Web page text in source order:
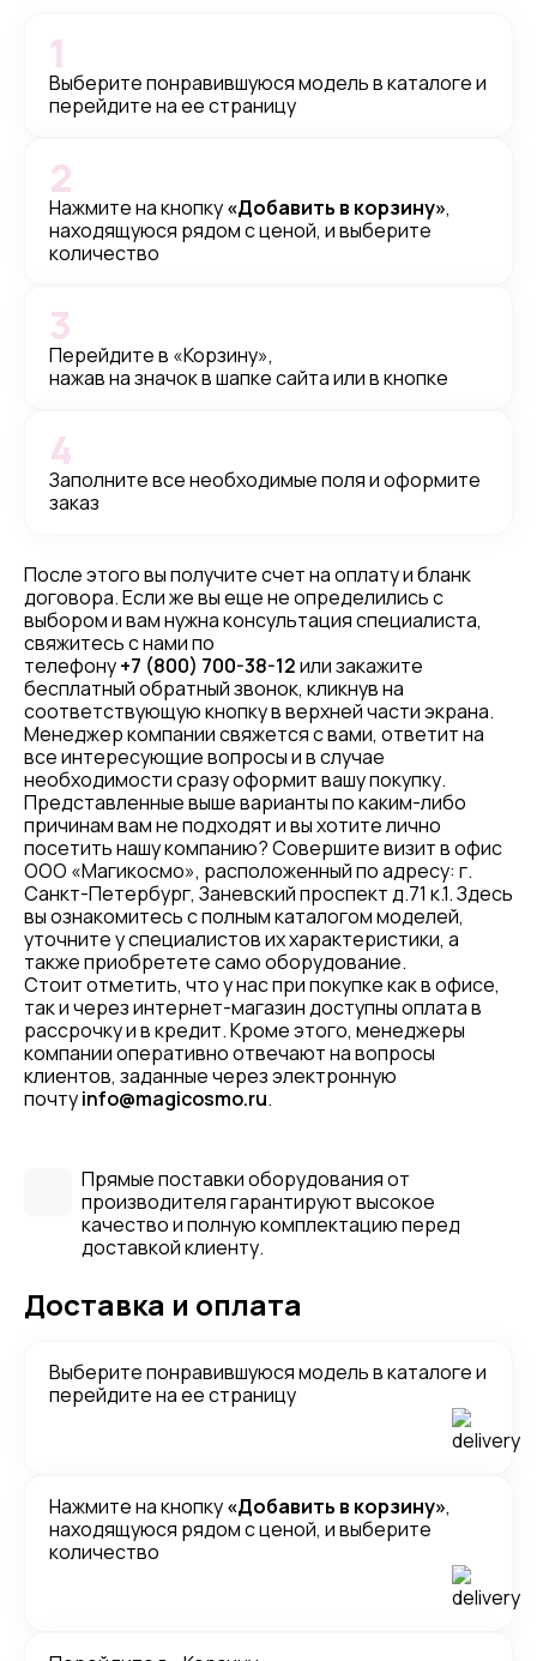
Выберите понравившуюся модель в каталоге и
перейдите на ее страницу
1
Нажмите на кнопку«Добавить в корзину»,
находящуюся рядом с ценой, и выберите
количество
2
Перейдите в «Корзину»,
нажав на значок в шапке сайта или в кнопке
3
Заполните все необходимые поля и оформите
заказ
4
После этого вы получите счет на оплату и бланк
договора. Если же вы еще не определились с
выбором и вам нужна консультация специалиста,
свяжитесь с нами по
телефону+7 (800) 700-38-12или закажите
бесплатный обратный звонок, кликнув на
соответствующую кнопку в верхней части экрана.
Менеджер компании свяжется с вами, ответит на
все интересующие вопросы и в случае
необходимости сразу оформит вашу покупку.
Представленные выше варианты по каким-либо
причинам вам не подходят и вы хотите лично
посетить нашу компанию? Совершите визит в офис
ООО «Магикосмо», расположенный по адресу: г.
Санкт-Петербург, Заневский проспект д.71 к.1. Здесь
вы ознакомитесь с полным каталогом моделей,
уточните у специалистов их характеристики, а
также приобретете само оборудование.
Стоит отметить, что у нас при покупке как в офисе,
так и через интернет-магазин доступны оплата в
рассрочку и в кредит. Кроме этого, менеджеры
компании оперативно отвечают на вопросы
клиентов, заданные через электронную
почтуinfo@magicosmo.ru.
Прямые поставки оборудования от
производителя гарантируют высокое
качество и полную комплектацию перед
доставкой клиенту.
Доставка и оплата
Выберите понравившуюся модель в каталоге и
перейдите на ее страницу
Нажмите на кнопку«Добавить в корзину»,
находящуюся рядом с ценой, и выберите
количество